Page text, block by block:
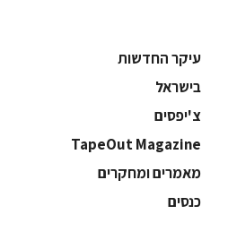
עיקר החדשות
בישראל
צ'יפסים
TapeOut Magazine
מאמרים ומחקרים
כנסים